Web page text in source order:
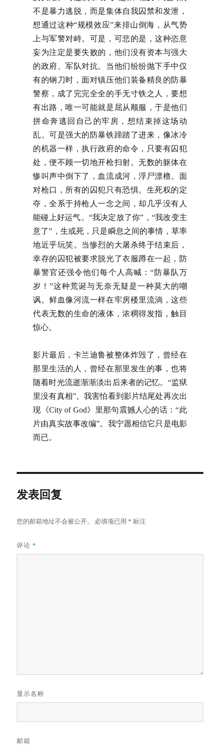
不是暴力逃脱，而是集体自我囚禁和发泄，
想通过这种“规模效应”来排山倒海，从气势
上与军警对峙。可是，可悲的是，这种恣意
妄为注定是要失败的，他们没有资本与强大
的政府、军队对抗。当他们纷纷抛下手中仅
有的钢刀时，面对镇压他们装备精良的防暴
警察，成了完完全全的手无寸铁之人，要想
有出路，唯一可能就是屈从顺服，于是他们
拼命奔逃回自己的牢房，想结束掉这场动
乱。可是强大的防暴铁蹄踏了进来，像冰冷
的机器一样，执行政府的命令，只要有囚犯
处，便不顾一切地开枪扫射。无数的躯体在
惨叫声中倒下了，血流成河，浮尸漂橹。面
对枪口，所有的囚犯只有恐惧。生死权的定
夺，全系于持枪人一念之间，却几乎没有人
能碰上好运气。“我决定放了你”，“我改变主
意了”，生或死，只是瞬息之间的事情，草率
地近乎玩笑。当惨烈的大屠杀终于结束后，
幸存的囚犯被要求脱光了衣服蹲在一起，防
暴警官还强令他们每个人高喊：“防暴队万
岁！”这种荒诞与无奈无疑是一种莫大的嘲
讽。鲜血像河流一样在牢房楼里流淌，这些
代表无数的生命的液体，浓稠得发指，触目
惊心。
影片最后，卡兰迪鲁被整体炸毁了，曾经在
那里生活的人，曾经在那里发生的事，也将
随着时光流逝渐渐淡出后来者的记忆。“监狱
里没有真相”。我害怕看到影片结尾处再次出
现《City of God》里那句震撼人心的话：“此
片由真实故事改编”。我宁愿相信它只是电影
而已。
发表回复
您的邮箱地址不会被公开。 必填项已用* 标注
评论*
显示名称
邮箱